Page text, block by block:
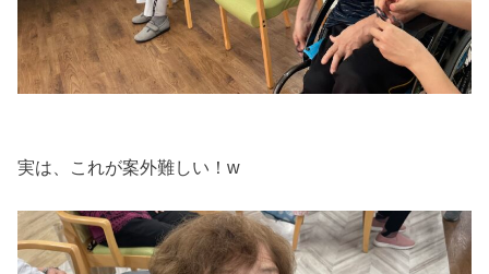
実は、これが案外難しい！w